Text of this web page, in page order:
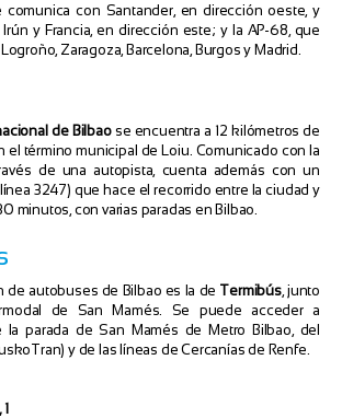
comunica con Santander, en dirección oeste, y
y Francia, en dirección este; y la AP-68, que
Zaragoza, Barcelona, Burgos y Madrid.
de Bilbaose encuentra a 12 kilómetros de
el término municipal de Loiu. Comunicado con la
de una autopista, cuenta además con un
3247) que hace el recorrido entre la ciudad y
minutos, con varias paradas en Bilbao.
de autobuses de Bilbao es la de Termibús, junto
de San Mamés. Se puede acceder a
la parada de San Mamés de Metro Bilbao, del
y de las líneas de Cercanías de Renfe.